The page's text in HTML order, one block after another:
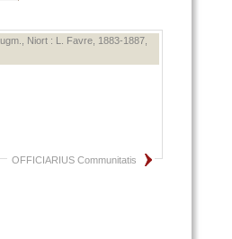
Niort : L. Favre, 1883‑1887,
OFFICIARIUS Communitatis